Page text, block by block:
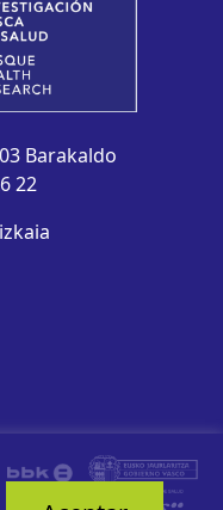
Barakaldo
22